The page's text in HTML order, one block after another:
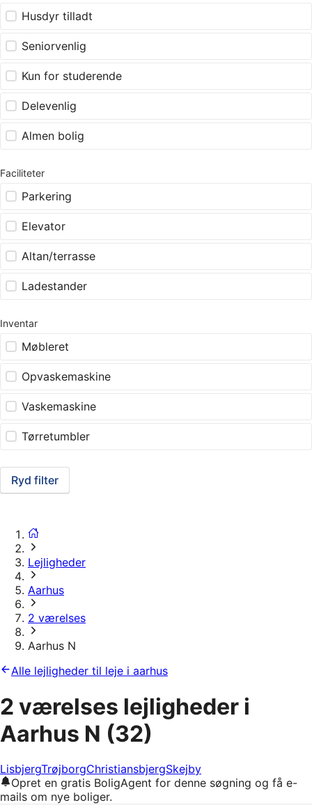
Husdyr tilladt
Seniorvenlig
Kun for studerende
Delevenlig
Almen bolig
Faciliteter
Parkering
Elevator
Altan/terrasse
Ladestander
Inventar
Møbleret
Opvaskemaskine
Vaskemaskine
Tørretumbler
Ryd filter
Lejligheder
Aarhus
2 værelses
Aarhus N
Alle lejligheder til leje i aarhus
2 værelses lejligheder i
Aarhus N (32)
LisbjergTrøjborgChristiansbjergSkejby
Opret en gratis BoligAgent for denne søgning og få e-
mails om nye boliger.